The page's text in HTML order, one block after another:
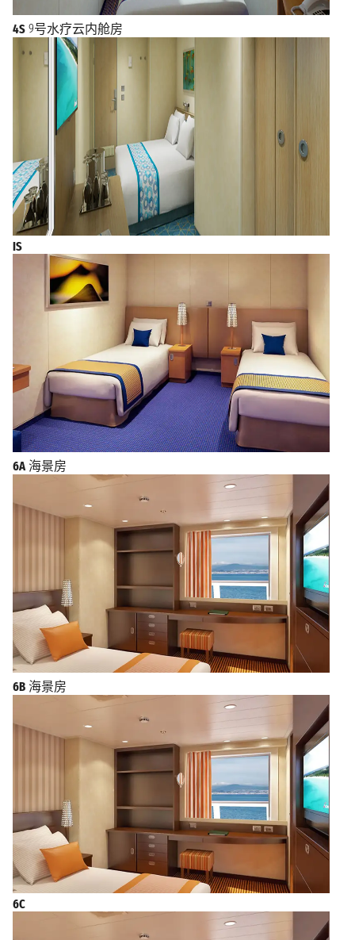
4S 9号水疗云内舱房
IS
6A 海景房
6B 海景房
6C